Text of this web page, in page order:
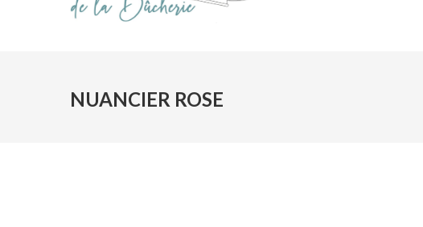
NUANCIER ROSE